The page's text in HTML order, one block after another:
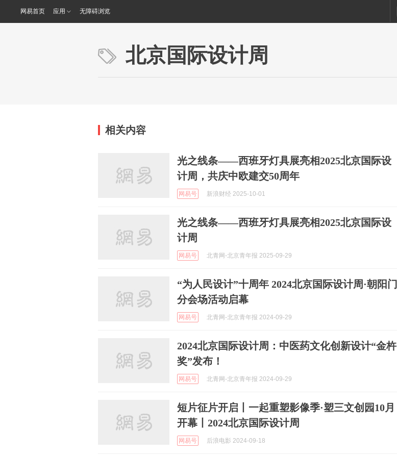
网易首页 应用 无障碍浏览
北京国际设计周
相关内容
光之线条——西班牙灯具展亮相2025北京国际设
计周，共庆中欧建交50周年
网易号 新浪财经 2025-10-01
光之线条——西班牙灯具展亮相2025北京国际设
计周
网易号 北青网-北京青年报 2025-09-29
“为人民设计”十周年 2024北京国际设计周·朝阳门
分会场活动启幕
网易号 北青网-北京青年报 2024-09-29
2024北京国际设计周：中医药文化创新设计“金杵
奖”发布！
网易号 北青网-北京青年报 2024-09-29
短片征片开启丨一起重塑影像季·塑三文创园10月
开幕丨2024北京国际设计周
网易号 后浪电影 2024-09-18